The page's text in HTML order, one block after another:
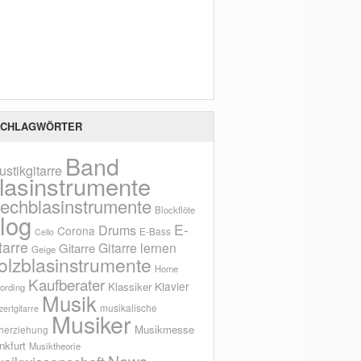
Band
Blockflöte
Cello Corona Drums E-Bass E-
Geige Gitarre Gitarre lernen
Home
Kaufberater Klassiker Klavier
Musik musikalische
Musiker Musikmesse
Musiktheorie